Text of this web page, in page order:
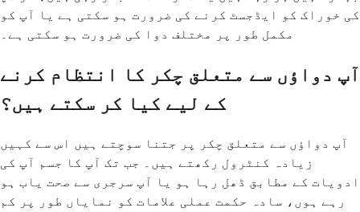
کی خوراک کو ایڈجسٹ کرنے کی ضرورت ہو سکتی ہے یا آپ کو
مکمل طور پر مختلف دوا کی ضرورت ہو سکتی ہے۔
آپ دواؤں سے متعلق چکر کا انتظام کرنے
کے لیے کیا کر سکتے ہیں؟
آپ دواؤں سے متعلق چکر پر جتنا سوچتے ہیں اس سے کہیں
زیادہ کنٹرول رکھتے ہیں۔ جب تک آپ کا جسم آپ کی
ادویات کے مطابق ڈھل رہا ہو یا آپ سرجری سے صحت یاب ہو
رہے ہوں، سادہ حکمت عملی علامات کو نمایاں طور پر کم